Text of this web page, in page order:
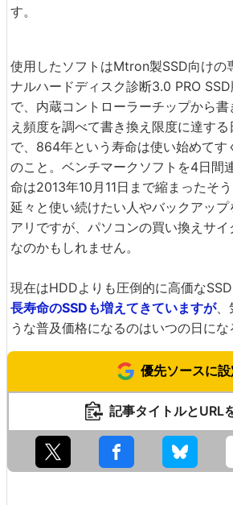
す。
使用したソフトはMtron製SSD向けの
ナルハードディスク診断3.0 PRO
で、内蔵コントローラーチップから
え頻度を調べて書き換え限度に達す
で、864年という寿命は使い始めてす
のこと。ベンチマークソフトを4日間
命は2013年10月11日まで縮まったそ
延々と使い続けたい人やバックアッ
アリですが、パソコンの買い換えサ
なのかもしれません。
現在はHDDよりも圧倒的に高価な
長寿命のSSDも増えてきていますが、
うな普及価格になるのはいつの日にな
優先ソースに設
記事タイトルとURL